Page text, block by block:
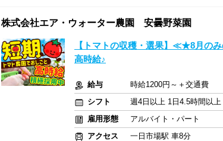
株式会社エア・ウォーター農園 安曇野菜園
【トマトの収穫・選果】≪★8月の
高時給♪
給与
時給1200円～＋交通費
シフト
週4日以上 1日4.5時間以
雇用形態
アルバイト・パート
アクセス
一日市場駅 車8分